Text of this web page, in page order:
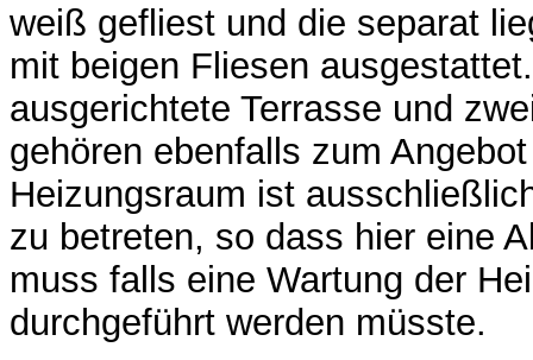
weiß gefliest und die separat
mit beigen Fliesen
ausgerichtete Terrasse und
gehören ebenfalls zum
Heizungsraum ist
zu betreten, so dass hier eine
muss falls eine Wartung der
durchgeführt werden müsste.